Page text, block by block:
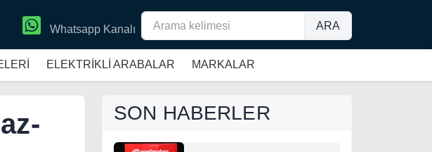
ARA
Whatsapp Kanalı
ELEKTRİKLİ ARABALAR MARKALAR
SON HABERLER